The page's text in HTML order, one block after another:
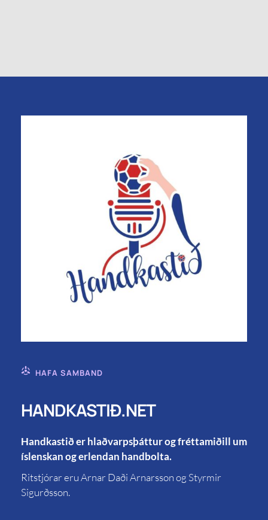
HAFA SAMBAND
HANDKASTIÐ.NET
Handkastið er hlaðvarpsþáttur og fréttamiðill um
íslenskan og erlendan handbolta.
Ritstjórar eru Arnar Daði Arnarsson og Styrmir
Sigurðsson.